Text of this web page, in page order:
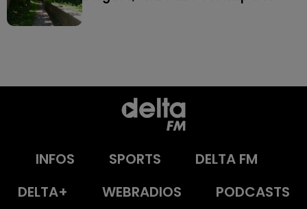
INFOS SPORTS
DELTA FM
DELTA+
WEBRADIOS PODCASTS